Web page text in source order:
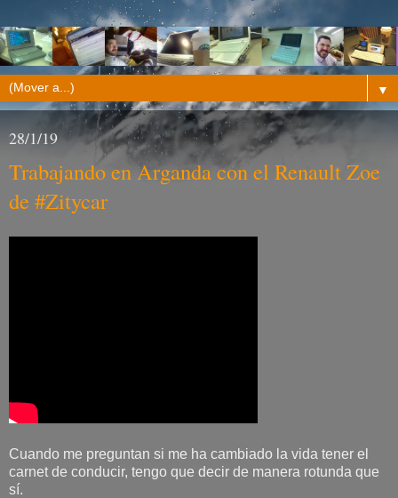
▼
28/1/19
Trabajando en Arganda con el Renault Zoe
de #Zitycar
Cuando me preguntan si me ha cambiado la vida tener el
carnet de conducir, tengo que decir de manera rotunda que
sí.